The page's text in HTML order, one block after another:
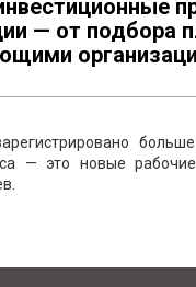
— от
— это новые